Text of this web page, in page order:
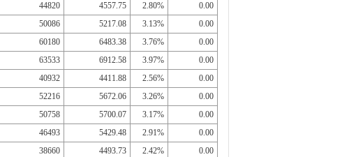
44820 4557.75 2.80%
0.00
50086 5217.08 3.13%
0.00
60180 6483.38 3.76%
0.00
63533 6912.58 3.97%
0.00
40932 4411.88 2.56%
0.00
52216 5672.06 3.26%
0.00
50758 5700.07 3.17%
0.00
46493 5429.48 2.91%
0.00
38660 4493.73 2.42%
0.00